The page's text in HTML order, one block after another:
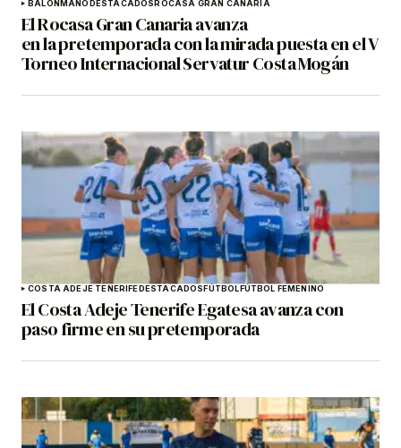
BALONMANODESTACADOSROCASA GRAN CANARIA
El Rocasa Gran Canaria avanza
en la pretemporada con la mirada puesta en el V
Torneo Internacional Servatur Costa Mogán
COSTA ADEJE TENERIFEDESTACADOSFÚTBOLFÚTBOL FEMENINO
El Costa Adeje Tenerife Egatesa avanza con
paso firme en su pretemporada